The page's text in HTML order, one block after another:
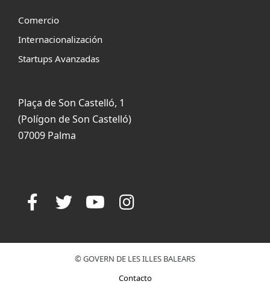
Comercio
Internacionalización
Startups Avanzadas
Plaça de Son Castelló, 1
(Polígon de Son Castelló)
07009 Palma
© GOVERN DE LES ILLES BALEARS
Contacto